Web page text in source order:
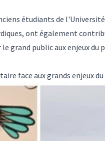
étudiants de
ont également
grand public aux enjeux du
face aux grands enjeux du